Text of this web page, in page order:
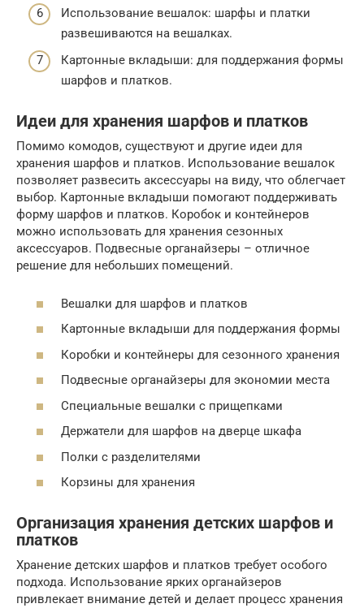
Использование вешалок: шарфы и платки
развешиваются на вешалках.
Картонные вкладыши: для поддержания формы
шарфов и платков.
Идеи для хранения шарфов и платков
Помимо комодов, существуют и другие идеи для
хранения шарфов и платков. Использование вешалок
позволяет развесить аксессуары на виду, что облегчает
выбор. Картонные вкладыши помогают поддерживать
форму шарфов и платков. Коробок и контейнеров
можно использовать для хранения сезонных
аксессуаров. Подвесные органайзеры – отличное
решение для небольших помещений.
Вешалки для шарфов и платков
Картонные вкладыши для поддержания формы
Коробки и контейнеры для сезонного хранения
Подвесные органайзеры для экономии места
Специальные вешалки с прищепками
Держатели для шарфов на дверце шкафа
Полки с разделителями
Корзины для хранения
Организация хранения детских шарфов и
платков
Хранение детских шарфов и платков требует особого
подхода. Использование ярких органайзеров
привлекает внимание детей и делает процесс хранения